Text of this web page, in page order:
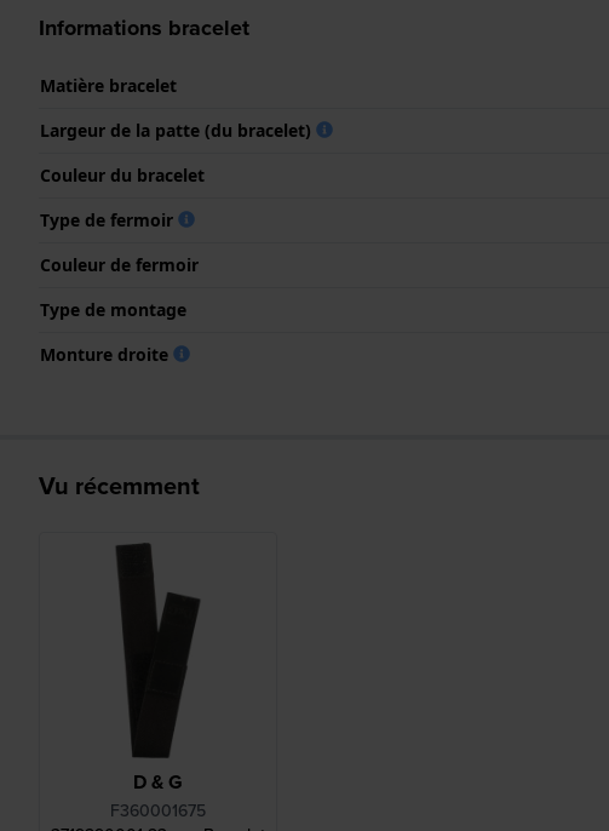
Informations bracelet
Matière bracelet
Largeur de la patte (du bracelet)
Couleur du bracelet
Type de fermoir
Couleur de fermoir
Type de montage
Monture droite
Vu récemment
D & G
F360001675